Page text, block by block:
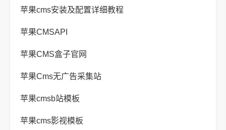
苹果cms安装及配置详细教程
苹果CMSAPI
苹果CMS盒子官网
苹果Cms无广告采集站
苹果cmsb站模板
苹果cms影视模板